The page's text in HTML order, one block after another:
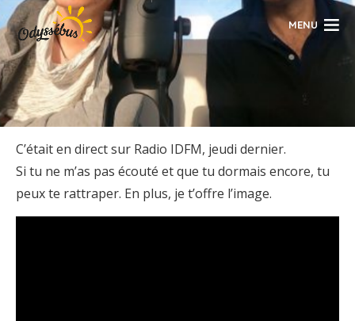
MENU
C’était en direct sur Radio IDFM, jeudi dernier.
Si tu ne m’as pas écouté et que tu dormais encore, tu
peux te rattraper. En plus, je t’offre l’image.